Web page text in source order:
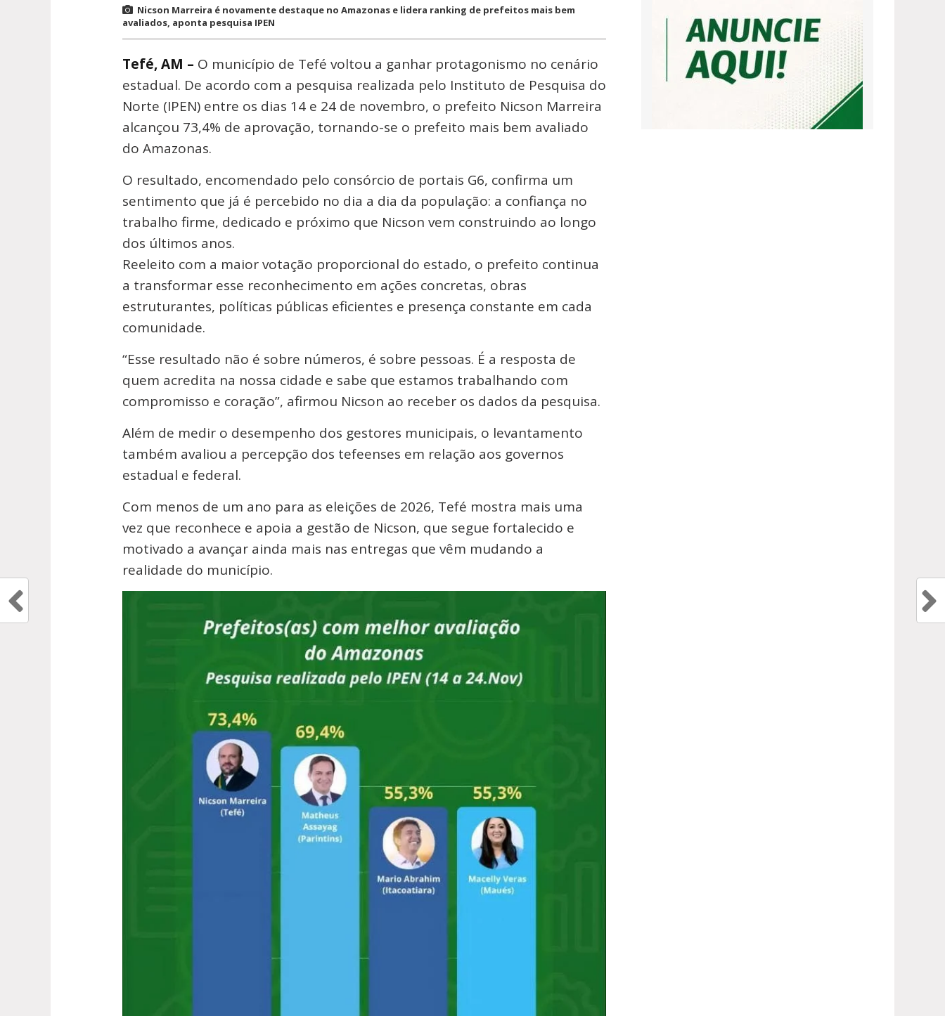
Nicson Marreira é novamente destaque no Amazonas e lidera ranking de prefeitos mais bem
avaliados, aponta pesquisa IPEN
Tefé, AM – O município de Tefé voltou a ganhar protagonismo no cenário
estadual. De acordo com a pesquisa realizada pelo Instituto de Pesquisa do
Norte (IPEN) entre os dias 14 e 24 de novembro, o prefeito Nicson Marreira
alcançou 73,4% de aprovação, tornando-se o prefeito mais bem avaliado
do Amazonas.
O resultado, encomendado pelo consórcio de portais G6, confirma um
sentimento que já é percebido no dia a dia da população: a confiança no
trabalho firme, dedicado e próximo que Nicson vem construindo ao longo
dos últimos anos.
Reeleito com a maior votação proporcional do estado, o prefeito continua
a transformar esse reconhecimento em ações concretas, obras
estruturantes, políticas públicas eficientes e presença constante em cada
comunidade.
“Esse resultado não é sobre números, é sobre pessoas. É a resposta de
quem acredita na nossa cidade e sabe que estamos trabalhando com
compromisso e coração”, afirmou Nicson ao receber os dados da pesquisa.
Além de medir o desempenho dos gestores municipais, o levantamento
também avaliou a percepção dos tefeenses em relação aos governos
estadual e federal.
Com menos de um ano para as eleições de 2026, Tefé mostra mais uma
vez que reconhece e apoia a gestão de Nicson, que segue fortalecido e
motivado a avançar ainda mais nas entregas que vêm mudando a
realidade do município.